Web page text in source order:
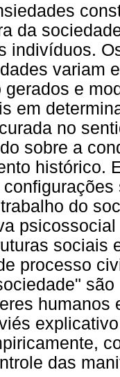
da
indivíduos.
variam
gerados e
em
no
sobre a
histórico.
do
sociais
processo
humanos
das